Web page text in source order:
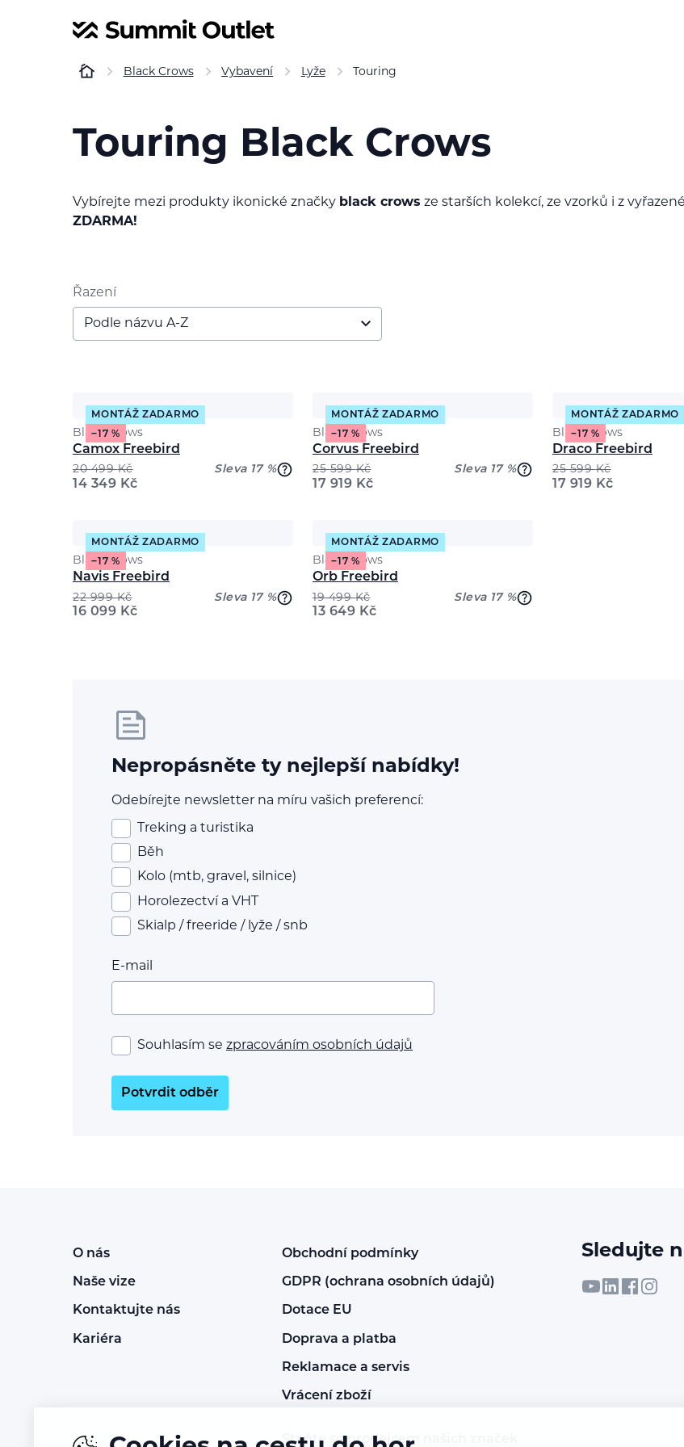
Black Crows Vybavení Lyže Touring
Touring Black Crows
Vybírejte mezi produkty ikonické značky black crows ze starších kolekcí, ze vzorků i z
ZDARMA!
Řazení
Podle názvu A-Z
MONTÁŽ ZADARMO
−17 %
Black Crows
Camox Freebird
20 499Kč Sleva 17 %
14 349 Kč
MONTÁŽ ZADARMO
−17 %
Black Crows
Corvus Freebird
25 599Kč Sleva 17 %
17 919 Kč
MONTÁŽ ZADARMO
−17 %
Black Crows
Draco Freebird
25 599Kč
17 919 Kč
MONTÁŽ ZADARMO
−17 %
Black Crows
Navis Freebird
22 999Kč Sleva 17 %
16 099 Kč
MONTÁŽ ZADARMO
−17 %
Black Crows
Orb Freebird
19 499Kč Sleva 17 %
13 649 Kč
Nepropásněte ty nejlepší nabídky!
Odebírejte newsletter na míru vašich preferencí:
Treking a turistika
Běh
Kolo (mtb, gravel, silnice)
Horolezectví a VHT
Skialp / freeride / lyže / snb
E-mail
Souhlasím se zpracováním osobních údajů
Potvrdit odběr
O nás
Naše vize
Kontaktujte nás
Kariéra
Obchodní podmínky
GDPR (ochrana osobních údajů)
Dotace EU
Doprava a platba
Reklamace a servis
Vrácení zboží
Staňte se prodejcem našich značek
Sledujte